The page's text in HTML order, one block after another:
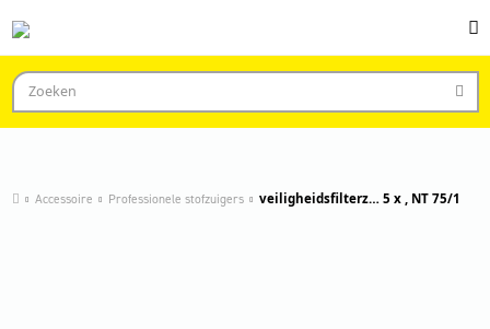
Accessoire Professionele stofzuigers veiligheidsfilterz… 5 x , NT 75/1